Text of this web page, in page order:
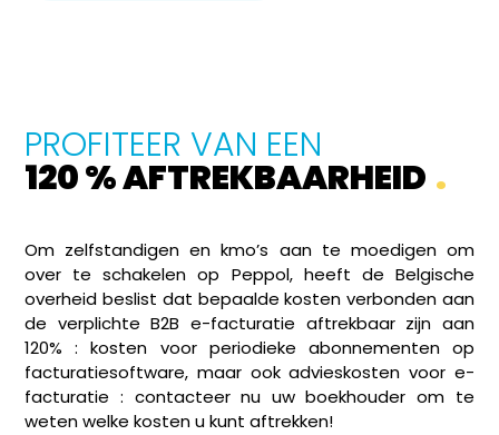
PROFITEER VAN EEN
120 % AFTREKBAARHEID .
Om zelfstandigen en kmo’s aan te moedigen om
over te schakelen op Peppol, heeft de Belgische
overheid beslist dat bepaalde kosten verbonden aan
de verplichte B2B e-facturatie aftrekbaar zijn aan
120% : kosten voor periodieke abonnementen op
facturatiesoftware, maar ook advieskosten voor e-
facturatie : contacteer nu uw boekhouder om te
weten welke kosten u kunt aftrekken!